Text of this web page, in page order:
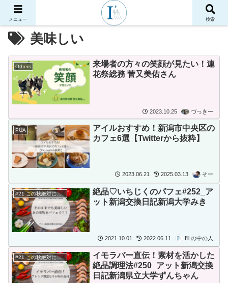
美味しい
Others
来場者の方々の笑顔が見たい！連
花祭総務 菅又美佑さん
2023.10.25 づっきー
PUA
アイルおすすめ！新潟市中央区の
カフェ6選【Twitterから抜粋】
2023.06.21 2025.03.13 そー
#21 この秋絶対に食べたいもの
絶品♡いちじくのパフェ#252_ア
ット新潟交換日記新潟大学みき
2021.10.01 2022.06.11 I'll の中の人
#21 この秋絶対に食べたいもの
イモラバー直伝！素材を活かした
絶品調理法#250_アット新潟交換
日記新潟県立大学ずんちゃん
メニュー 検索